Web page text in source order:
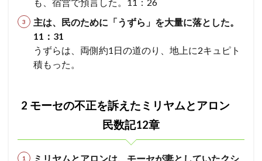
察
シュ
人の
妻の
こと
で訴
モー
セ」
3 カ
ナン
主は、民のために「うずら」を大量に落とした。
11：31
うずらは、両側約1日の道のり、地上に2キュピト
積もった。
2 モーセの不正を訴えたミリヤムとアロン
民数記12章
ミリヤムとアロンは、モーセが妻としていたクシ
アマツヤ
高ぶり 長子の権利
サムソン
誘惑 偽善 とりなし
戦い
アテネ
エホアヤズ
アブラハム ヨシヤ
ヨナタン
コリント
悪霊 天使 オバデヤ
モアブ
サライ 偶像崇拝
終末